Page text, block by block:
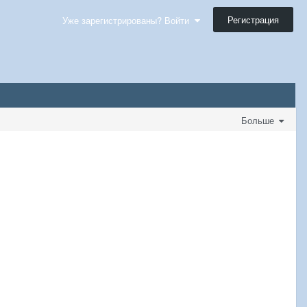
Уже зарегистрированы? Войти Регистрация
Больше